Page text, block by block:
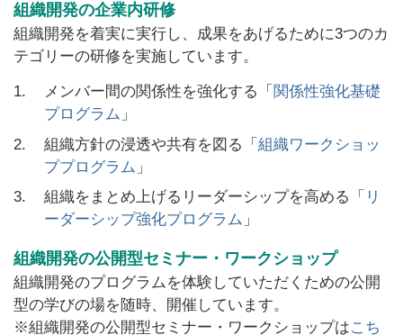
組織開発の企業内研修
組織開発を着実に実行し、成果をあげるために3つのカ
テゴリーの研修を実施しています。
1. メンバー間の関係性を強化する「 関係性強化基礎
プログラム 」
2.
組織方針の浸透や共有を図る「 組織ワークショッ
ププログラム 」
3.
組織をまとめ上げるリーダーシップを高める「 リ
ーダーシップ強化プログラム 」
組織開発の公開型セミナー・ワークショップ
組織開発のプログラムを体験していただくための公開
型の学びの場を随時、開催しています。
※組織開発の公開型セミナー・ワークショップはこち